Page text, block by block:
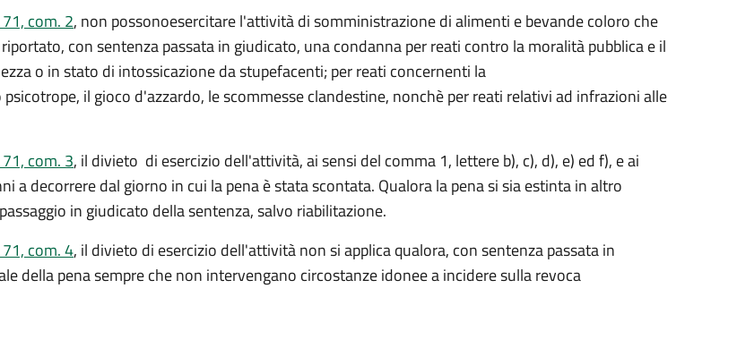
com. 2, non possonoesercitare l'attività di somministrazione di alimenti e bevande coloro che
con sentenza passata in giudicato, una condanna per reati contro la moralità pubblica e il
o in stato di intossicazione da stupefacenti; per reati concernenti la
il gioco d'azzardo, le scommesse clandestine, nonchè per reati relativi ad infrazioni alle
com. 3, il divieto di esercizio dell'attività, ai sensi del comma 1, lettere b), c), d), e) ed f), e ai
a decorrere dal giorno in cui la pena è stata scontata. Qualora la pena si sia estinta in altro
in giudicato della sentenza, salvo riabilitazione.
com. 4, il divieto di esercizio dell'attività non si applica qualora, con sentenza passata in
della pena sempre che non intervengano circostanze idonee a incidere sulla revoca